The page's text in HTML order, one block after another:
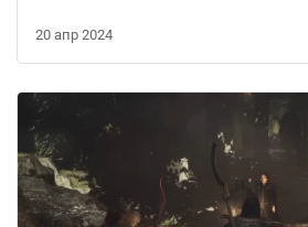
20 апр 2024